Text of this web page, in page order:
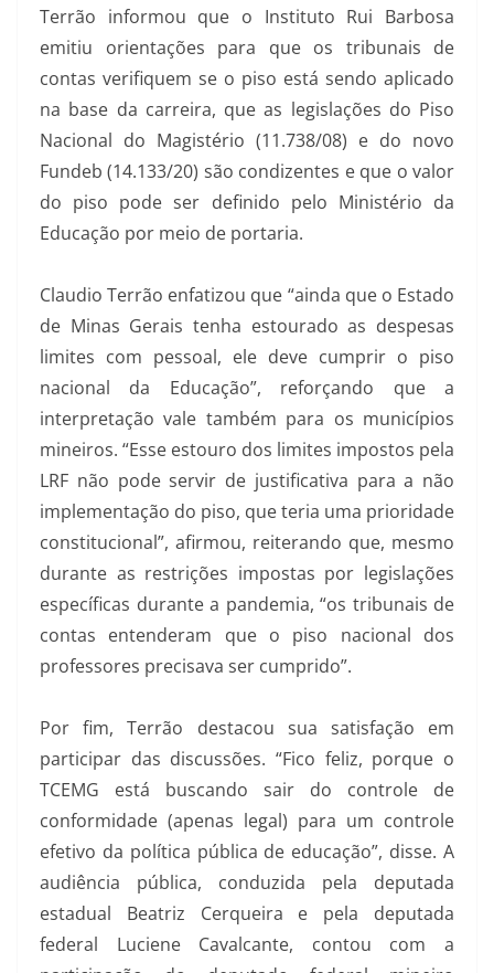
Terrão informou que o Instituto Rui Barbosa
emitiu orientações para que os tribunais de
contas verifiquem se o piso está sendo aplicado
na base da carreira, que as legislações do Piso
Nacional do Magistério (11.738/08) e do novo
Fundeb (14.133/20) são condizentes e que o valor
do piso pode ser definido pelo Ministério da
Educação por meio de portaria.
Claudio Terrão enfatizou que “ainda que o Estado
de Minas Gerais tenha estourado as despesas
limites com pessoal, ele deve cumprir o piso
nacional da Educação”, reforçando que a
interpretação vale também para os municípios
mineiros. “Esse estouro dos limites impostos pela
LRF não pode servir de justificativa para a não
implementação do piso, que teria uma prioridade
constitucional”, afirmou, reiterando que, mesmo
durante as restrições impostas por legislações
específicas durante a pandemia, “os tribunais de
contas entenderam que o piso nacional dos
professores precisava ser cumprido”.
Por fim, Terrão destacou sua satisfação em
participar das discussões. “Fico feliz, porque o
TCEMG está buscando sair do controle de
conformidade (apenas legal) para um controle
efetivo da política pública de educação”, disse. A
audiência pública, conduzida pela deputada
estadual Beatriz Cerqueira e pela deputada
federal Luciene Cavalcante, contou com a